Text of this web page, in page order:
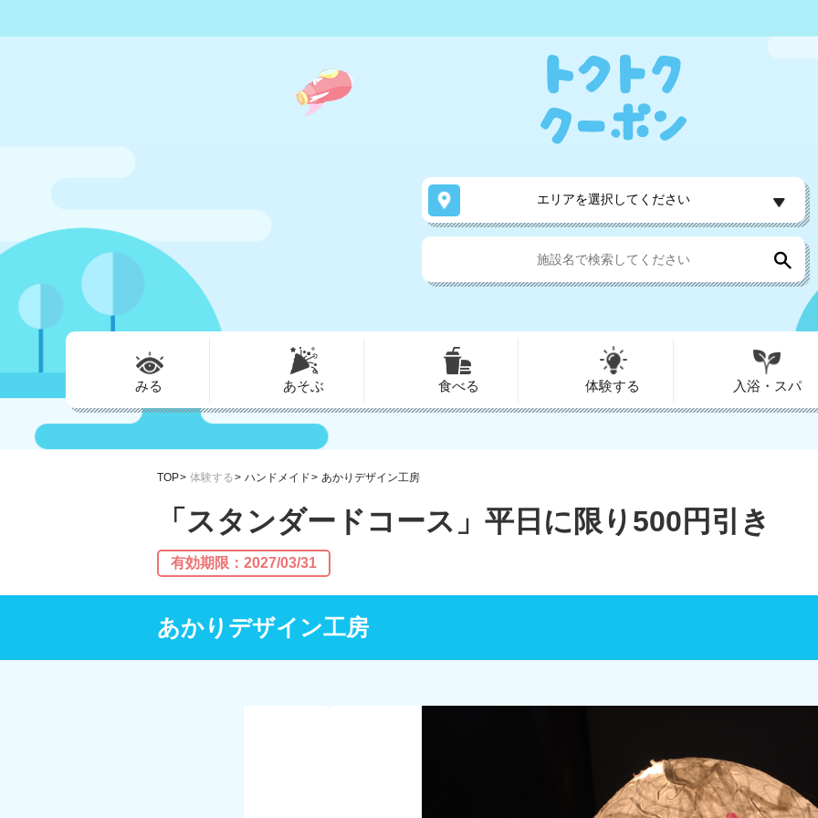
エリアを選択してください
みる あそぶ 食べる 体験する 入浴・スパ
TOP 体験する ハンドメイド あかりデザイン工房
「スタンダードコース」平日に限り500円引き
有効期限：2027/03/31
あかりデザイン工房